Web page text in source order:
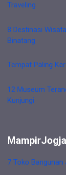
Traveling
8 Destinasi
Binatang
Tempat Paling
12 Museum
Kunjungi
7 Toko Bangunan